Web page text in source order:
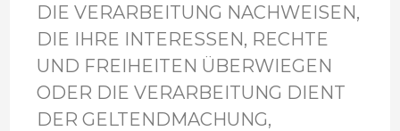
DIE VERARBEITUNG NACHWEISEN,
DIE IHRE INTERESSEN, RECHTE
UND FREIHEITEN ÜBERWIEGEN
ODER DIE VERARBEITUNG DIENT
DER GELTENDMACHUNG,